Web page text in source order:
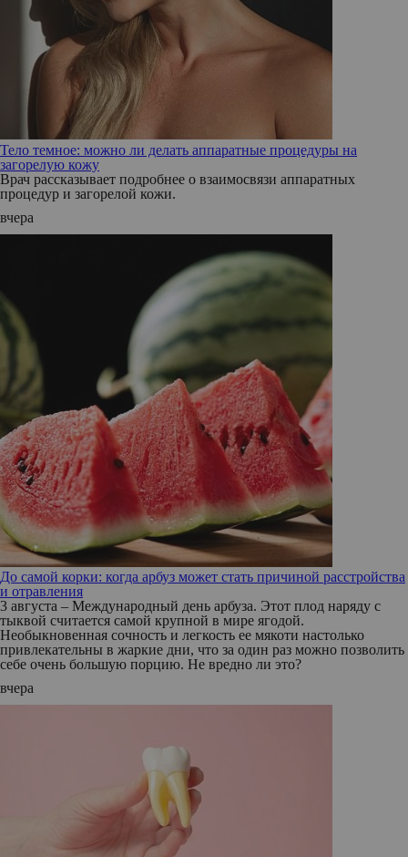
Тело темное: можно ли делать аппаратные процедуры на
загорелую кожу
Врач рассказывает подробнее о взаимосвязи аппаратных
процедур и загорелой кожи.
вчера
До самой корки: когда арбуз может стать причиной расстройства
и отравления
3 августа – Международный день арбуза. Этот плод наряду с
тыквой считается самой крупной в мире ягодой.
Необыкновенная сочность и легкость ее мякоти настолько
привлекательны в жаркие дни, что за один раз можно позволить
себе очень большую порцию. Не вредно ли это?
вчера